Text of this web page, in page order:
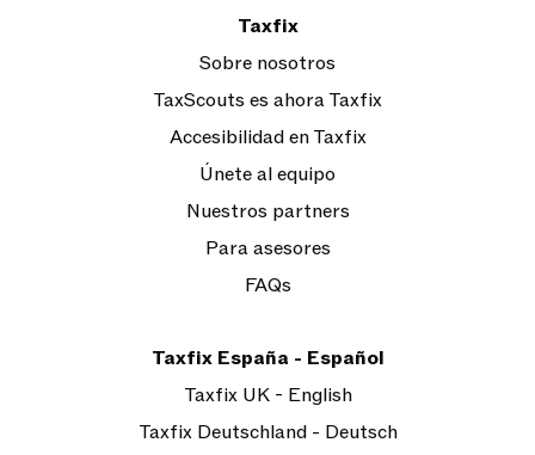
Taxfix
Sobre nosotros
TaxScouts es ahora Taxfix
Accesibilidad en Taxfix
Únete al equipo
Nuestros partners
Para asesores
FAQs
Taxfix España - Español
Taxfix UK - English
Taxfix Deutschland - Deutsch